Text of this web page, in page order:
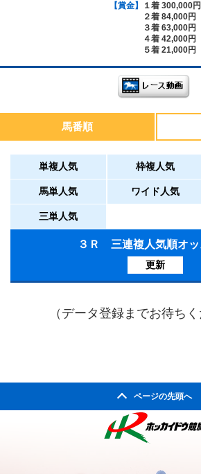
【賞金】
１着 300,000円
２着 84,000円
３着 63,000円
４着 42,000円
５着 21,000円
馬番順
単複人気 枠複人気
馬単人気 ワイド人気
三単人気
３Ｒ 三連複人気順
更新
（データ登録までお待ちく
ページの先頭へ